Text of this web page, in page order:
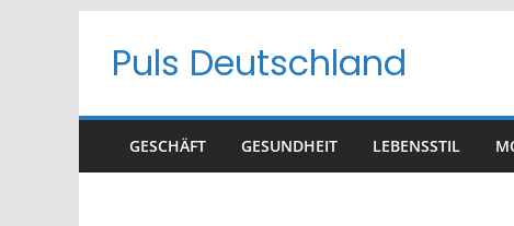
Puls Deutschland
GESCHÄFT GESUNDHEIT LEBENSSTIL